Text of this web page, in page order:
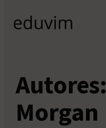
Autores:
Morgan